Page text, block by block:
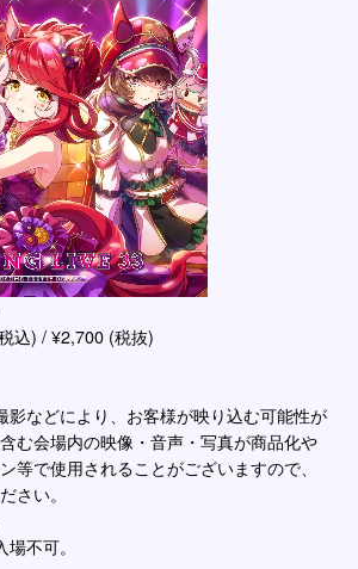
込) / ¥2,700 (税抜)
影などにより、お客様が映り込む可能性が
む会場内の映像・音声・写真が商品化や
等で使用されることがございますので、
さい。
不可。